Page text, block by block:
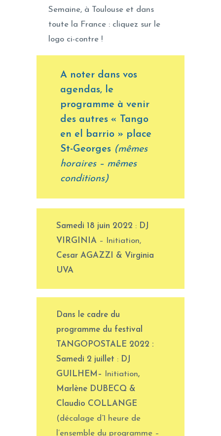
Semaine, à Toulouse et dans
toute la France : cliquez sur le
logo ci-contre !
A noter dans vos
agendas, le
programme à venir
des autres « Tango
en el barrio » place
St-Georges (mêmes
horaires – mêmes
conditions)
Samedi 18 juin 2022 : DJ
VIRGINIA – Initiation,
Cesar AGAZZI & Virginia
UVA
Dans le cadre du
programme du festival
TANGOPOSTALE 2022 :
Samedi 2 juillet : DJ
GUILHEM – Initiation,
Marlène DUBECQ &
Claudio COLLANGE
(décalage d’1 heure de
l’ensemble du programme –